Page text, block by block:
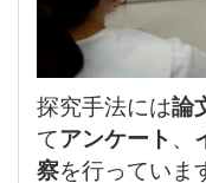
探究手法には論
てアンケート、
察を行っていま